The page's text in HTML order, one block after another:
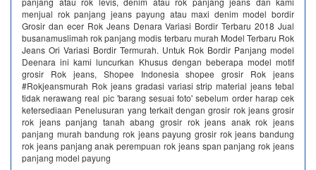
menjual rok panjang jeans payung atau maxi denim model bordir
Grosir dan ecer Rok Jeans Denara Variasi Bordir Terbaru 2018 Jual
busanamuslimah rok panjang modis terbaru murah Model Terbaru Rok
Jeans Ori Variasi Bordir Termurah. Untuk Rok Bordir Panjang model
Deenara ini kami luncurkan Khusus dengan beberapa model motif
grosir Rok jeans, Shopee Indonesia shopee grosir Rok jeans
#Rokjeansmurah Rok jeans gradasi variasi strip material jeans tebal
tidak nerawang real pic 'barang sesuai foto' sebelum order harap cek
ketersediaan Penelusuran yang terkait dengan grosir rok jeans grosir
rok jeans panjang tanah abang grosir rok jeans anak rok jeans
panjang murah bandung rok jeans payung grosir rok jeans bandung
rok jeans panjang anak perempuan rok jeans span panjang rok jeans
panjang model payung